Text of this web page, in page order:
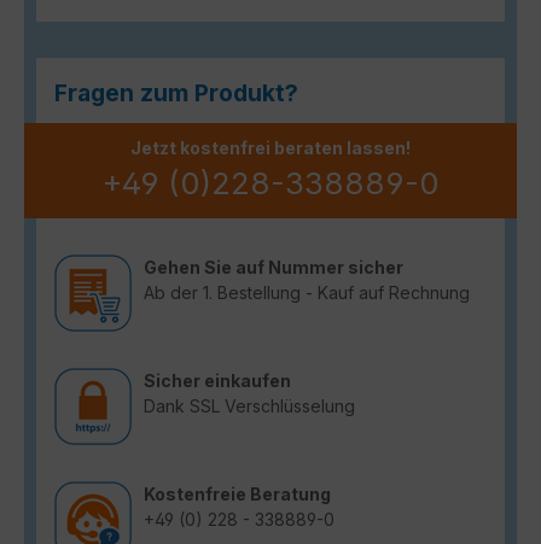
Fragen zum Produkt?
Jetzt kostenfrei beraten lassen!
+49 (0)228-338889-0
Gehen Sie auf Nummer sicher
Ab der 1. Bestellung - Kauf auf Rechnung
Sicher einkaufen
Dank SSL Verschlüsselung
Kostenfreie Beratung
+49 (0) 228 - 338889-0